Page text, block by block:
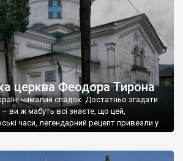
церква Феодора Тирона
чималий спадок. Достатньо згадати
– ви ж мабуть всі знаєте, що цей,
часи, легендарний рецепт привезли у